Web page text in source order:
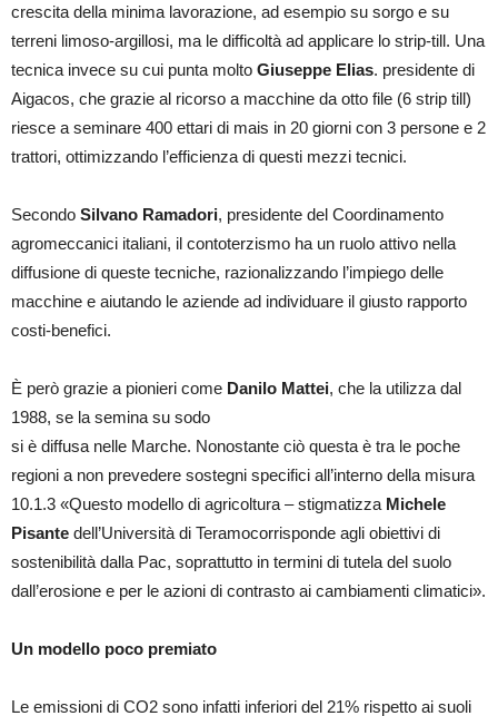
crescita della minima lavorazione, ad esempio su sorgo e su
terreni limoso-argillosi, ma le difficoltà ad applicare lo strip-till. Una
tecnica invece su cui punta molto Giuseppe Elias. presidente di
Aigacos, che grazie al ricorso a macchine da otto file (6 strip till)
riesce a seminare 400 ettari di mais in 20 giorni con 3 persone e 2
trattori, ottimizzando l’efficienza di questi mezzi tecnici.
Secondo Silvano Ramadori, presidente del Coordinamento
agromeccanici italiani, il contoterzismo ha un ruolo attivo nella
diffusione di queste tecniche, razionalizzando l’impiego delle
macchine e aiutando le aziende ad individuare il giusto rapporto
costi-benefici.
È però grazie a pionieri come Danilo Mattei, che la utilizza dal
1988, se la semina su sodo
si è diffusa nelle Marche. Nonostante ciò questa è tra le poche
regioni a non prevedere sostegni specifici all’interno della misura
10.1.3 «Questo modello di agricoltura – stigmatizza Michele
Pisante dell’Università di Teramocorrisponde agli obiettivi di
sostenibilità dalla Pac, soprattutto in termini di tutela del suolo
dall’erosione e per le azioni di contrasto ai cambiamenti climatici».
Un modello poco premiato
Le emissioni di CO2 sono infatti inferiori del 21% rispetto ai suoli